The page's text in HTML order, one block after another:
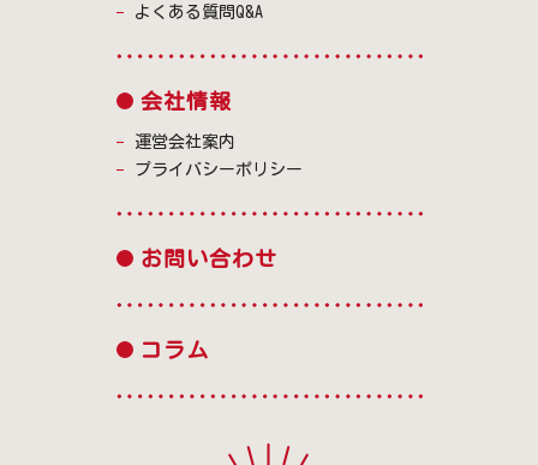
よくある質問Q&A
会社情報
運営会社案内
プライバシーポリシー
お問い合わせ
コラム